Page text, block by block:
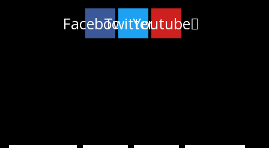
FacebookTwitterYoutube